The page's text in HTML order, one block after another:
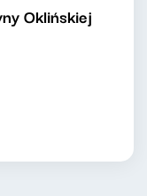
Oklińskiej